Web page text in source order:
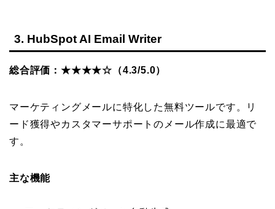
3. HubSpot AI Email Writer
総合評価：★★★★☆（4.3/5.0）
マーケティングメールに特化した無料ツールです。リ
ード獲得やカスタマーサポートのメール作成に最適で
す。
主な機能